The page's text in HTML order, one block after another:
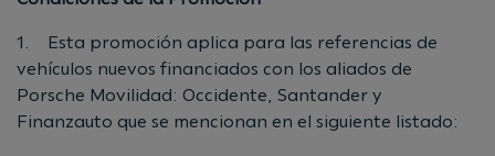
1. Esta promoción aplica para las referencias de
vehículos nuevos financiados con los aliados de
Porsche Movilidad: Occidente, Santander y
Finanzauto que se mencionan en el siguiente listado: